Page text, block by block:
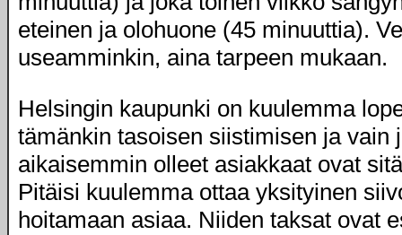
eteinen ja olohuone (45 minuuttia).
useamminkin, aina tarpeen mukaan.
Helsingin kaupunki on kuulemma
tämänkin tasoisen siistimisen ja vain
aikaisemmin olleet asiakkaat ovat
Pitäisi kuulemma ottaa yksityinen
hoitamaan asiaa. Niiden taksat ovat